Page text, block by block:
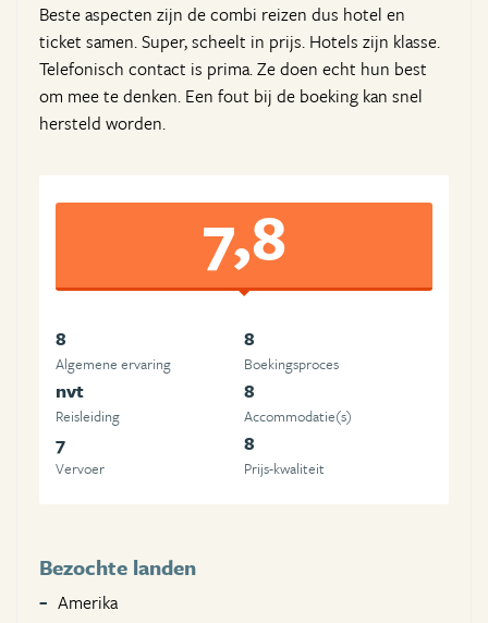
Beste aspecten zijn de combi reizen dus hotel en
ticket samen. Super, scheelt in prijs. Hotels zijn klasse.
Telefonisch contact is prima. Ze doen echt hun best
om mee te denken. Een fout bij de boeking kan snel
hersteld worden.
7,8
8
Algemene ervaring
8
Boekingsproces
nvt
Reisleiding
8
Accommodatie(s)
7
Vervoer
8
Prijs-kwaliteit
Bezochte landen
Amerika